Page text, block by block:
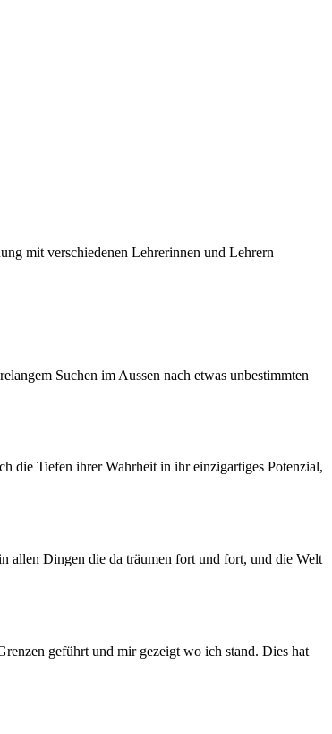
mit verschiedenen Lehrerinnen und Lehrern
Suchen im Aussen nach etwas unbestimmten
die Tiefen ihrer Wahrheit in ihr einzigartiges Potenzial,
allen Dingen die da träumen fort und fort, und die Welt
geführt und mir gezeigt wo ich stand. Dies hat